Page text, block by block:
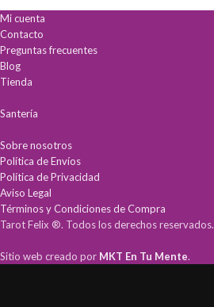
Mi cuenta
Contacto
Preguntas frecuentes
Blog
Tienda
Santería
Sobre nosotros
Política de Envíos
Política de Privacidad
Aviso Legal
Términos y Condiciones de Compra
Tarot Felix ®. Todos los derechos reservados.
Sitio web creado por MKT En Tu Mente.